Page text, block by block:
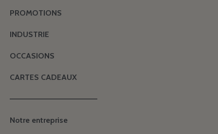
PROMOTIONS
INDUSTRIE
OCCASIONS
CARTES CADEAUX
———————————————
Notre entreprise